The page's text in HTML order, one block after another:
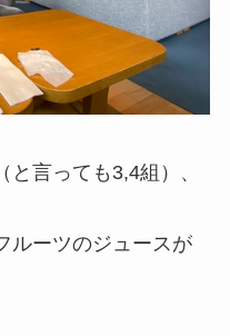
言っても3,4組）、
ルーツのジュースが